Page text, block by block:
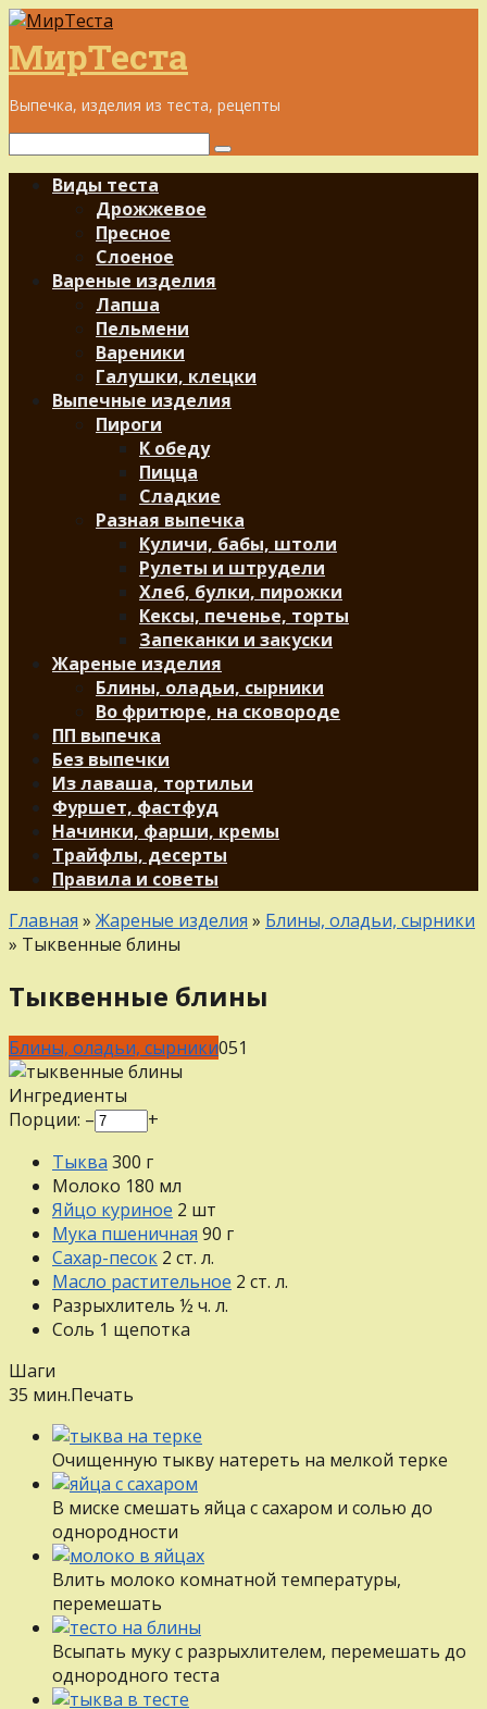
Перейти
к
контенту
МирТеста
Выпечка, изделия из теста, рецепты
Поиск:
Виды теста
Дрожжевое
Пресное
Слоеное
Вареные изделия
Лапша
Пельмени
Вареники
Галушки, клецки
Выпечные изделия
Пироги
К обеду
Пицца
Сладкие
Разная выпечка
Куличи, бабы, штоли
Рулеты и штрудели
Хлеб, булки, пирожки
Кексы, печенье, торты
Запеканки и закуски
Жареные изделия
Блины, оладьи, сырники
Во фритюре, на сковороде
ПП выпечка
Без выпечки
Из лаваша, тортильи
Фуршет, фастфуд
Начинки, фарши, кремы
Трайфлы, десерты
Правила и советы
Главная » Жареные изделия » Блины, оладьи, сырники
» Тыквенные блины
Тыквенные блины
Блины, оладьи, сырники051
Ингредиенты
Порции: –
+
Тыква 300 г
Молоко 180 мл
Яйцо куриное 2 шт
Мука пшеничная 90 г
Сахар-песок 2 ст. л.
Масло растительное 2 ст. л.
Разрыхлитель ½ ч. л.
Соль 1 щепотка
Шаги
35 мин.Печать
Очищенную тыкву натереть на мелкой терке
В миске смешать яйца с сахаром и солью до
однородности
Влить молоко комнатной температуры,
перемешать
Всыпать муку с разрыхлителем, перемешать до
однородного теста